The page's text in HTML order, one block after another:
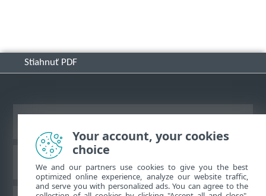
Stiahnuť PDF
Databáza znalostí ESET
Your account, your cookies
choice
We and our partners use cookies to give you the best
optimized online experience, analyze our website traffic,
and serve you with personalized ads. You can agree to the